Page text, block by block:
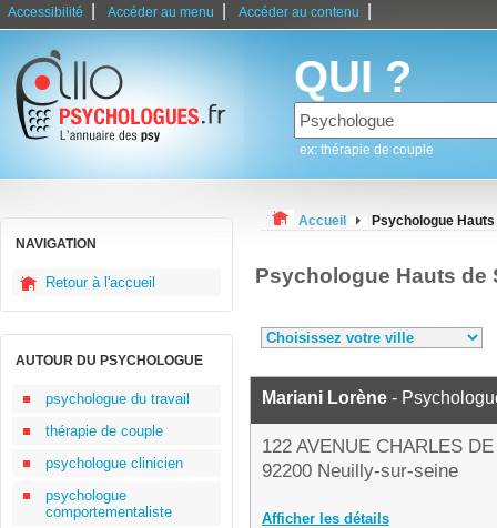
Accessibilité Accéder au menu Accéder au contenu
QUI ?
ex: thérapie de couple
NAVIGATION
Retour à l'accueil
AUTOUR DU PSYCHOLOGUE
psychologue du travail
thérapie de couple
psychologue clinicien
psychologue
comportementaliste
Accueil Psychologue
Psychologue Hauts de
Mariani Lorène -
122 AVENUE CHARLES
92200 Neuilly-sur-seine
Afficher les détails